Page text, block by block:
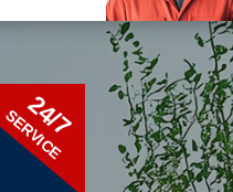
24/7
SERVICE